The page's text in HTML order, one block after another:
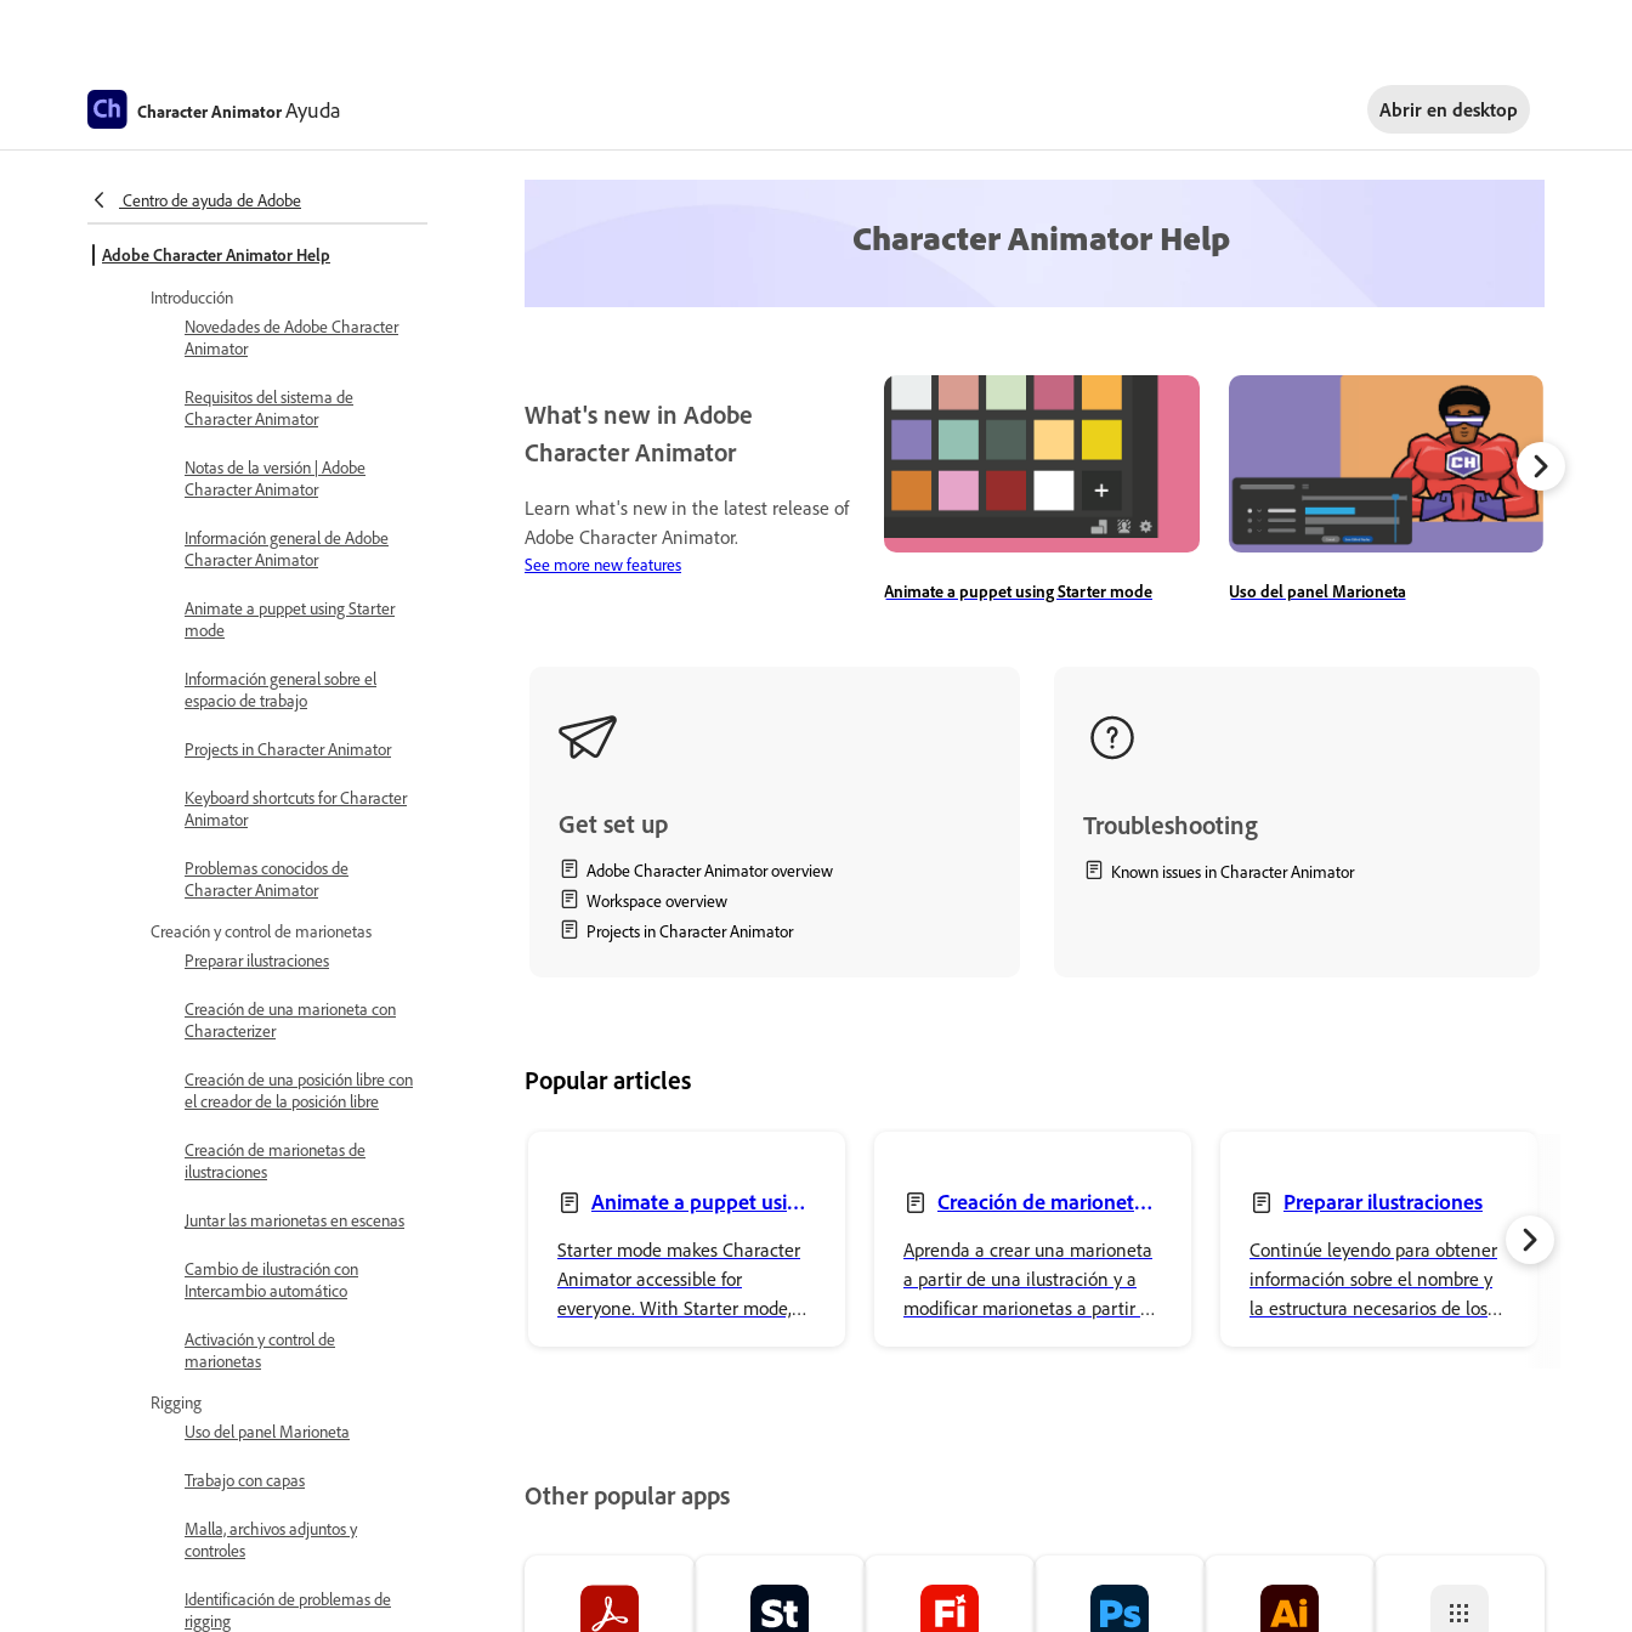
Character AnimatorAyuda Abrir en desktop
Centro de ayuda de Adobe
Adobe Character Animator Help
Introducción
Novedades de Adobe Character
Animator
Requisitos del sistema de
Character Animator
Notas de la versión | Adobe
Character Animator
Información general de Adobe
Character Animator
Animate a puppet using Starter
mode
Información general sobre el
espacio de trabajo
Projects in Character Animator
Keyboard shortcuts for Character
Animator
Problemas conocidos de
Character Animator
Creación y control de marionetas
Preparar ilustraciones
Creación de una marioneta con
Characterizer
Creación de una posición libre con
el creador de la posición libre
Creación de marionetas de
ilustraciones
Juntar las marionetas en escenas
Cambio de ilustración con
Intercambio automático
Activación y control de
marionetas
Rigging
Uso del panel Marioneta
Trabajo con capas
Malla, archivos adjuntos y
controles
Identificación de problemas de
rigging
Character Animator Help
What's new in Adobe
Character Animator
Learn what's new in the latest release of
Adobe Character Animator.
See more new features
Animate a puppet using Starter mode
Uso del panel Marioneta
Get set up
Adobe Character Animator overview
Workspace overview
Projects in Character Animator
Troubleshooting
Known issues in Character Animator
Popular articles
Animate a puppet using
Starter mode makes Character
Animator accessible for
everyone. With Starter mode,
characters, making it easy to
create animation.
Creación de marionetas
Aprenda a crear una marioneta
a partir de una ilustración y a
modificar marionetas a partir de
Preparar ilustraciones
Continúe leyendo para obtener
información sobre el nombre y
la estructura necesarios de los
Other popular apps